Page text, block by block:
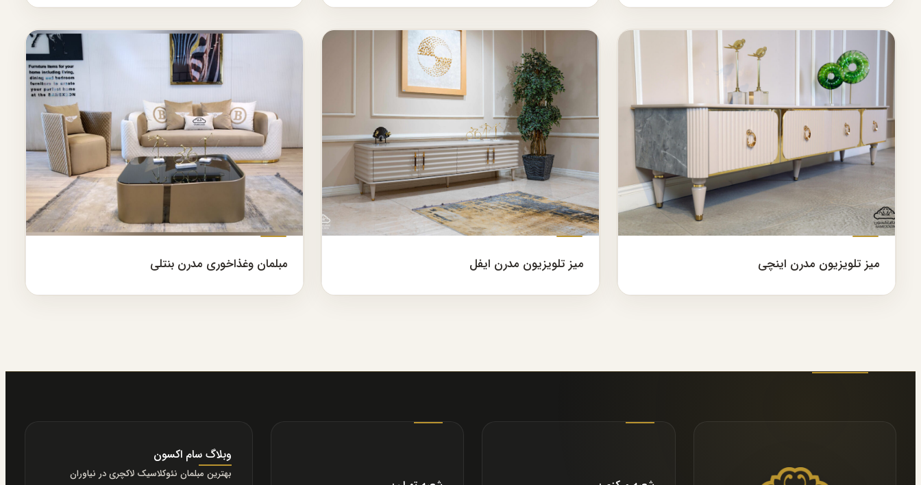
میز تلویزیون مدرن اینچی میز تلویزیون مدرن ایفل مبلمان وغذاخوری مدرن بنتلی
وبلاگ سام اکسون
بهترین مبلمان نئوکلاسیک لاکچری در نیاوران